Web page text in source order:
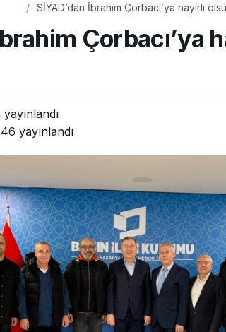
SİYAD’dan İbrahim Çorbacı’ya hayırlı
Çorbacı’ya
yayınlandı